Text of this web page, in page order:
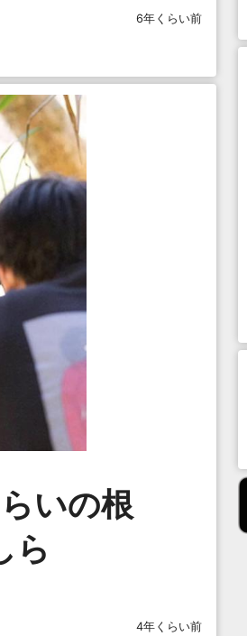
6年くらい前
いの根
ら
4年くらい前